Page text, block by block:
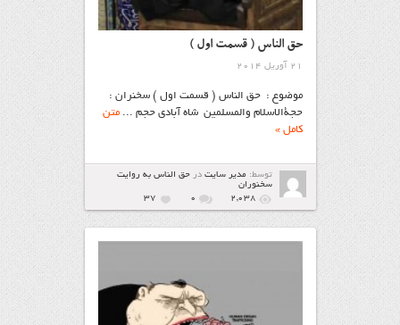
حق الناس ( قسمت اول )
21 آوریل 2014
موضوع : حق الناس ( قسمت اول ) سخنران :
حجةالاسلام والمسلمین شاه آبادی حجم ...متن
کامل »
توسط: مدیر سایتدرحق الناس به روایت
سخنوران
2,038
۰ 37